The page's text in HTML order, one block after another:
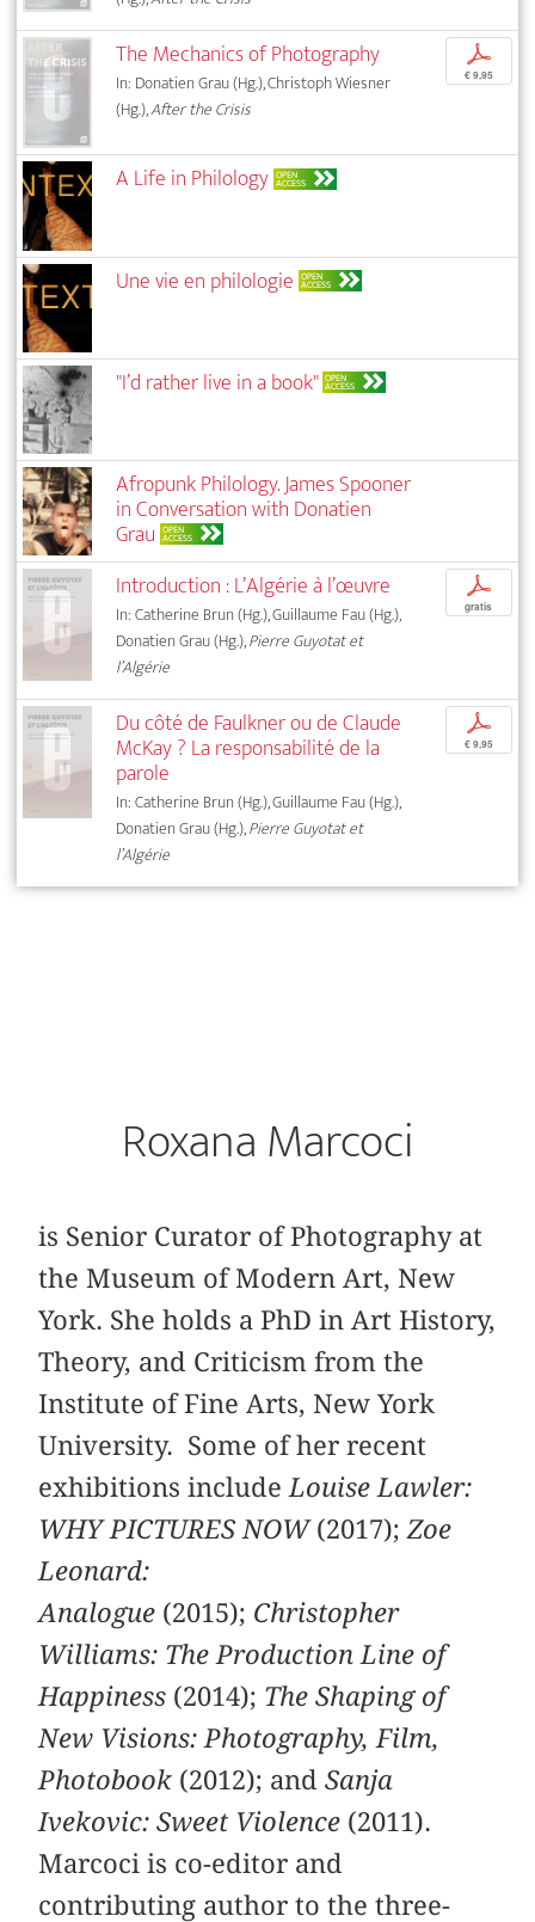
The Mechanics of Photography
In: Donatien Grau (Hg.), Christoph Wiesner
(Hg.),After the Crisis
p
€ 9,95
A Life in Philology OPEN
ACCESS
Une vie en philologie OPEN
ACCESS
"I’d rather live in a book" OPEN
ACCESS
Afropunk Philology. James Spooner
in Conversation with Donatien
Grau OPEN
ACCESS
Introduction : L’Algérie à l’œuvre
In: Catherine Brun (Hg.), Guillaume Fau (Hg.),
Donatien Grau (Hg.),Pierre Guyotat et
l’Algérie
p
gratis
Du côté de Faulkner ou de Claude
McKay ? La responsabilité de la
parole
In: Catherine Brun (Hg.), Guillaume Fau (Hg.),
Donatien Grau (Hg.),Pierre Guyotat et
l’Algérie
p
€ 9,95
Roxana Marcoci
is Senior Curator of Photography at
the Museum of Modern Art, New
York. She holds a PhD in Art History,
Theory, and Criticism from the
Institute of Fine Arts, New York
University. Some of her recent
exhibitions include Louise Lawler:
WHY PICTURES NOW(2017);Zoe
Leonard:
Analogue (2015); Christopher
Williams: The Production Line of
Happiness (2014); The Shaping of
New Visions: Photography, Film,
Photobook (2012); andSanja
Ivekovic: Sweet Violence (2011).
Marcoci is co-editor and
contributing author to the three-